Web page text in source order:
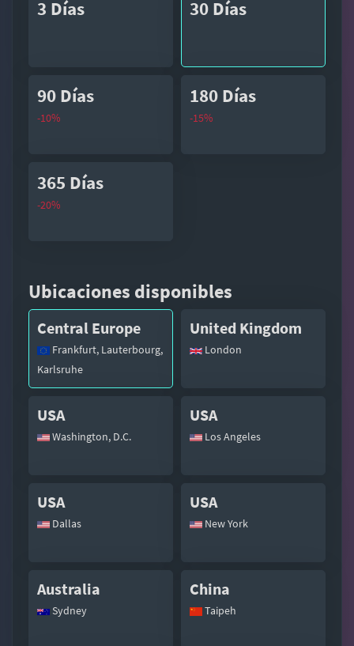
3 Días 30 Días
90 Días
-10%
180 Días
-15%
365 Días
-20%
Ubicaciones disponibles
Central Europe
Frankfurt, Lauterbourg,
Karlsruhe
United Kingdom
London
USA
Washington, D.C.
USA
Los Angeles
USA
Dallas
USA
New York
Australia
Sydney
China
Taipeh